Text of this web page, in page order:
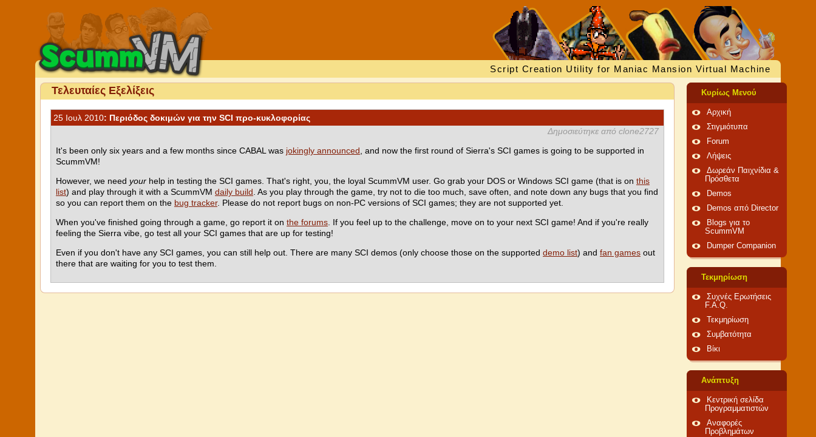
Script Creation Utility for Maniac Mansion Virtual Machine
Τελευταίες Εξελίξεις
25 Ιουλ 2010: Περιόδος δοκιμών για την SCI προ-κυκλοφορίας
Δημοσιεύτηκε από clone2727
It's been only six years and a few months since CABAL was jokingly announced , and now the first round of Sierra's SCI games is going to be supported in
ScummVM!
However, we need your help in testing the SCI games. That's right, you, the loyal ScummVM user. Go grab your DOS or Windows SCI game (that is on this
list) and play through it with a ScummVM daily build . As you play through the game, try not to die too much, save often, and note down any bugs that you find
so you can report them on the bug tracker. Please do not report bugs on non-PC versions of SCI games; they are not supported yet.
When you've finished going through a game, go report it on the forums . If you feel up to the challenge, move on to your next SCI game! And if you're really
feeling the Sierra vibe, go test all your SCI games that are up for testing!
Even if you don't have any SCI games, you can still help out. There are many SCI demos (only choose those on the supported demo list) and fan games out
there that are waiting for you to test them.
Κυρίως Μενού
Αρχική
Στιγμιότυπα
Forum
Λήψεις
Δωρεάν Παιχνίδια &
Πρόσθετα
Demos
Demos από Director
Blogs για το
ScummVM
Dumper Companion
Τεκμηρίωση
Συχνές Ερωτήσεις
F.A.Q.
Τεκμηρίωση
Συμβατότητα
Βίκι
Ανάπτυξη
Κεντρική σελίδα
Προγραμματιστών
Αναφορές
Προβλημάτων